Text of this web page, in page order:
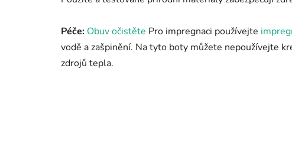
Péče: Obuv očistěte Pro impregnaci používejte
vodě a zašpinění. Na tyto boty můžete nepoužívejte
zdrojů tepla.